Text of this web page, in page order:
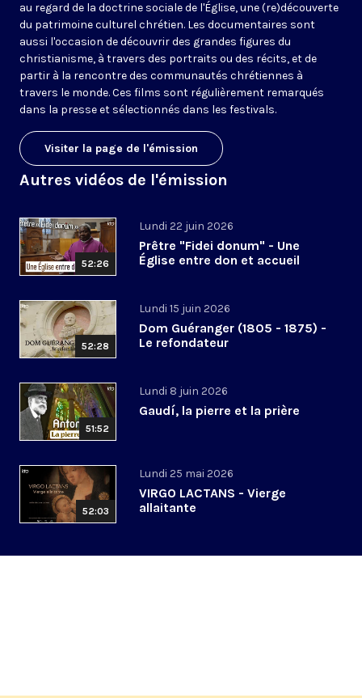
au regard de la doctrine sociale de l'Église, une (re)découverte
du patrimoine culturel chrétien. Les documentaires sont
aussi l'occasion de découvrir des grandes figures du
christianisme, à travers des portraits ou des récits, et de
partir à la rencontre des communautés chrétiennes à
travers le monde. Ces films sont régulièrement remarqués
dans la presse et sélectionnés dans les festivals.
Visiter la page de l'émission
Autres vidéos de l'émission
52:26
Lundi 22 juin 2026
Prêtre "Fidei donum" - Une
Église entre don et accueil
52:28
Lundi 15 juin 2026
Dom Guéranger (1805 - 1875) -
Le refondateur
51:52
Lundi 8 juin 2026
Gaudí, la pierre et la prière
52:03
Lundi 25 mai 2026
VIRGO LACTANS - Vierge
allaitante